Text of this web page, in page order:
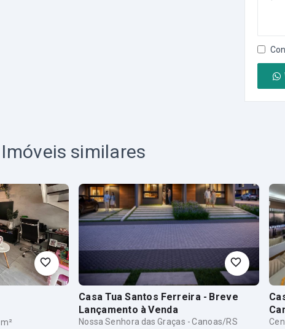
Imóveis similares
m²
Casa Tua Santos Ferreira - Breve
Lançamento à Venda
Nossa Senhora das Graças - Canoas/RS